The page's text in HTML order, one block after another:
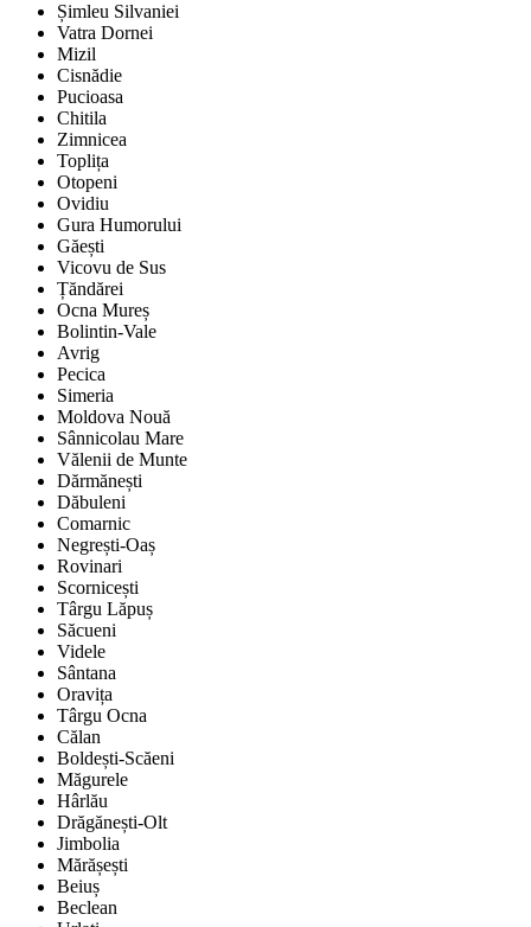
Șimleu Silvaniei
Vatra Dornei
Mizil
Cisnădie
Pucioasa
Chitila
Zimnicea
Toplița
Otopeni
Ovidiu
Gura Humorului
Găești
Vicovu de Sus
Țăndărei
Ocna Mureș
Bolintin-Vale
Avrig
Pecica
Simeria
Moldova Nouă
Sânnicolau Mare
Vălenii de Munte
Dărmănești
Dăbuleni
Comarnic
Negrești-Oaș
Rovinari
Scornicești
Târgu Lăpuș
Săcueni
Videle
Sântana
Oravița
Târgu Ocna
Călan
Boldești-Scăeni
Măgurele
Hârlău
Drăgănești-Olt
Jimbolia
Mărășești
Beiuș
Beclean